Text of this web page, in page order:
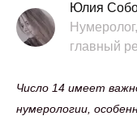
Юлия
главный
Число 14 имеет
нумерологии,